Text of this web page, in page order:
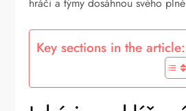
Key sections in the article: